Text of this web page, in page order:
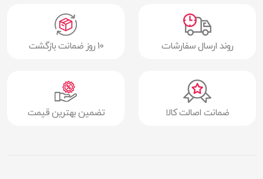
روند ارسال سفارشات
ضمانت اصالت کالا تضمین بهترین قیمت